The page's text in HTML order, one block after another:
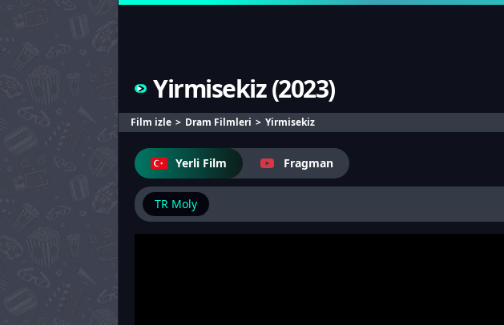
Yirmisekiz(2023)
Film izle Dram Filmleri Yirmisekiz
Yerli Film Fragman
TR Moly